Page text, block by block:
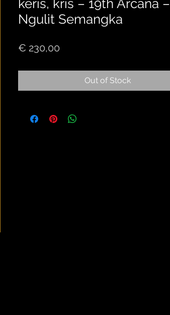
keris, kris – 19th Arcana –
Ngulit Semangka
€ 230,00
Out of Stock